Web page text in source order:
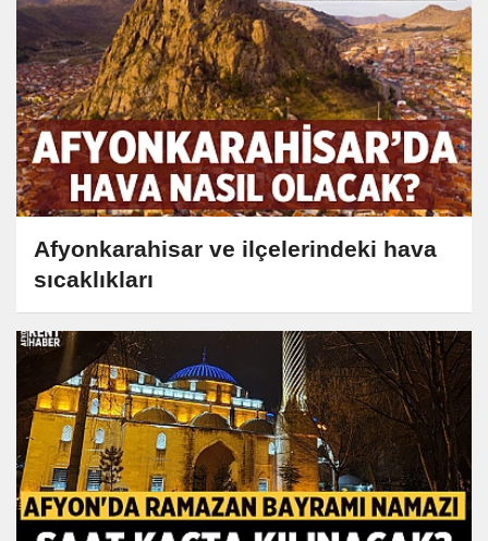
Afyonkarahisar ve ilçelerindeki hava
sıcaklıkları